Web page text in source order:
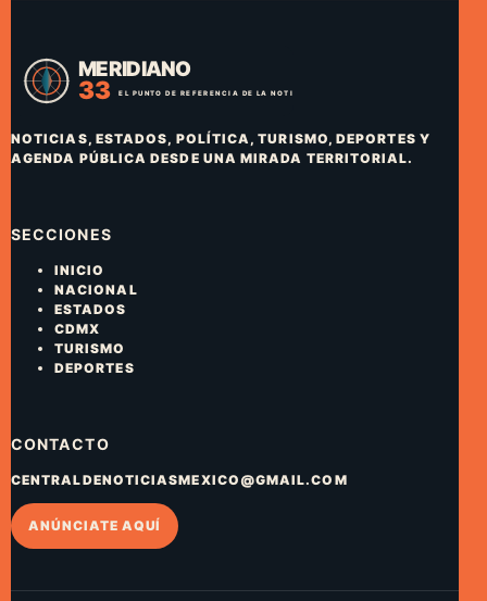
NOTICIAS, ESTADOS, POLÍTICA, TURISMO, DEPORTES Y
AGENDA PÚBLICA DESDE UNA MIRADA TERRITORIAL.
SECCIONES
INICIO
NACIONAL
ESTADOS
CDMX
TURISMO
DEPORTES
CONTACTO
CENTRALDENOTICIASMEXICO@GMAIL.COM
ANÚNCIATE AQUÍ